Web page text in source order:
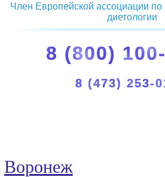
Член Европейской ассоциации
диетологии
8 (800)
8 (473) 253-
Воронеж